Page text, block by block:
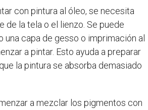
con pintura al óleo, se necesita
de la tela o el lienzo. Se puede
una capa de gesso o imprimación al
a pintar. Esto ayuda a preparar
la pintura se absorba demasiado
a mezclar los pigmentos con